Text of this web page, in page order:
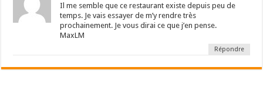
Il me semble que ce restaurant existe depuis peu de
temps. Je vais essayer de m’y rendre très
prochainement. Je vous dirai ce que j’en pense.
MaxLM
Répondre